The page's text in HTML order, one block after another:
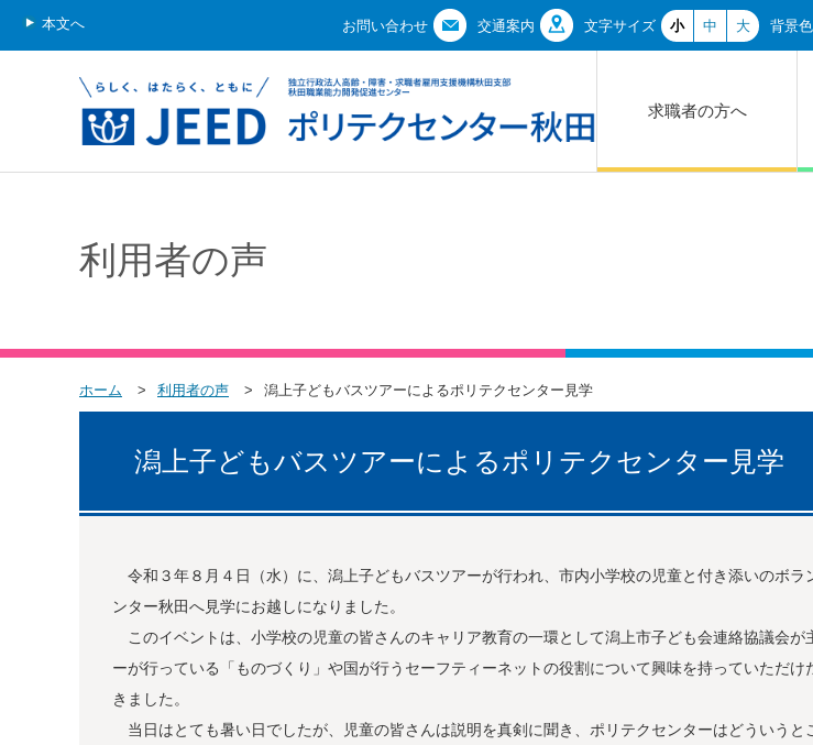
本文へ お問い合わせ 交通案内 文字サイズ 小 中 大 背景色
求職者の方へ
利用者の声
ホーム 利用者の声 潟上子どもバスツアーによるポリテクセンター見学
潟上子どもバスツアーによるポリテクセンター見学
令和３年８月４日（水）に、潟上子どもバスツアーが行われ、市内小学校の児童と付き添いのボラ
ンター秋田へ見学にお越しになりました。
このイベントは、小学校の児童の皆さんのキャリア教育の一環として潟上市子ども会連絡協議会が
ーが行っている「ものづくり」や国が行うセーフティーネットの役割について興味を持っていただ
きました。
当日はとても暑い日でしたが、児童の皆さんは説明を真剣に聞き、ポリテクセンターはどういうと